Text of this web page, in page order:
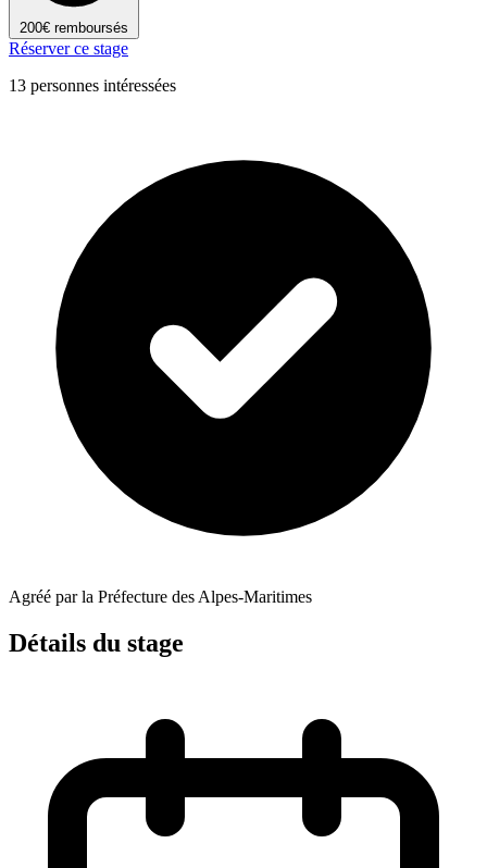
200€ remboursés
Réserver ce stage
13 personnes intéressées
Agréé par la Préfecture des Alpes-Maritimes
Détails du stage